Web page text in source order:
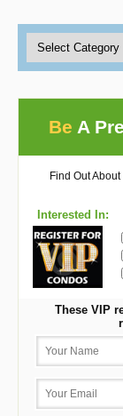
Be A
Find Out
Interested In:
These VIP